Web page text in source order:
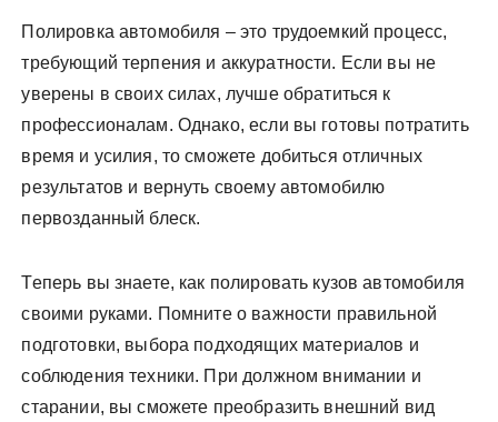
Полировка автомобиля – это трудоемкий процесс,
требующий терпения и аккуратности. Если вы не
уверены в своих силах, лучше обратиться к
профессионалам. Однако, если вы готовы потратить
время и усилия, то сможете добиться отличных
результатов и вернуть своему автомобилю
первозданный блеск.
Теперь вы знаете, как полировать кузов автомобиля
своими руками. Помните о важности правильной
подготовки, выбора подходящих материалов и
соблюдения техники. При должном внимании и
старании, вы сможете преобразить внешний вид